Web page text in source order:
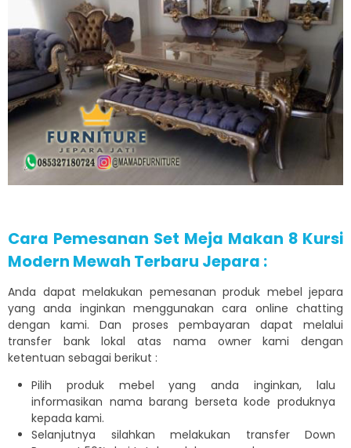
Cara Pemesanan Set Meja Makan 8 Kursi
Modern Mewah Terbaru Jepara :
Anda dapat melakukan pemesanan produk mebel jepara
yang anda inginkan menggunakan cara online chatting
dengan kami. Dan proses pembayaran dapat melalui
transfer bank lokal atas nama owner kami dengan
ketentuan sebagai berikut :
Pilih produk mebel yang anda inginkan, lalu
informasikan nama barang berseta kode produknya
kepada kami.
Selanjutnya silahkan melakukan transfer Down